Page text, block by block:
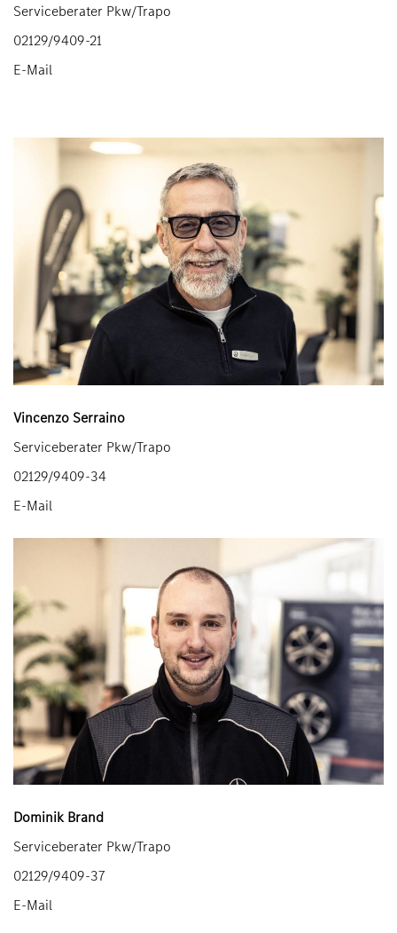
Serviceberater Pkw/Trapo
02129/9409-21
E-Mail
Vincenzo Serraino
Serviceberater Pkw/Trapo
02129/9409-34
E-Mail
Dominik Brand
Serviceberater Pkw/Trapo
02129/9409-37
E-Mail